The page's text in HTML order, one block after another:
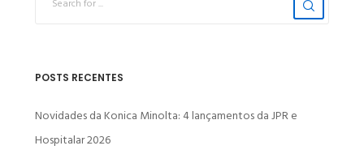
POSTS RECENTES
Novidades da Konica Minolta: 4 lançamentos da JPR e
Hospitalar 2026